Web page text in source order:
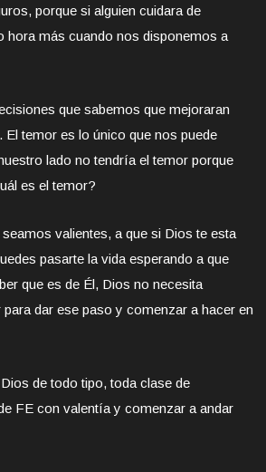
porque si alguien cuidara de
hora más cuando nos disponemos a
que sabemos que mejoraran
temor es lo único que nos puede
lado no tendría el temor porque
es el temor?
valientes, a que si Dios te esta
pasarte la vida esperando a que
que es de Él, Dios no necesita
dar ese paso y comenzar a hacer en
de todo tipo, toda clase de
FE con valentía y comenzar a andar